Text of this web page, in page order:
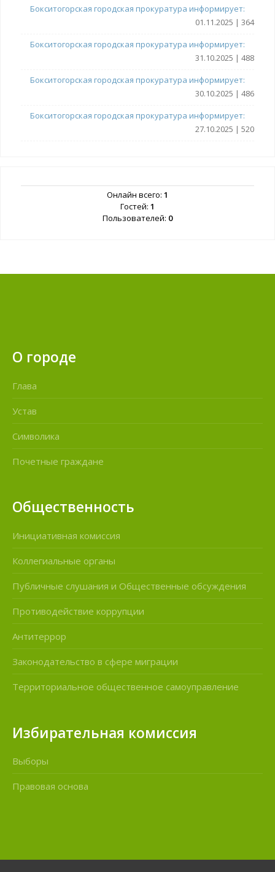
Бокситогорская городская прокуратура информирует:
01.11.2025 | 364
Бокситогорская городская прокуратура информирует:
31.10.2025 | 488
Бокситогорская городская прокуратура информирует:
30.10.2025 | 486
Бокситогорская городская прокуратура информирует:
27.10.2025 | 520
Онлайн всего: 1
Гостей: 1
Пользователей: 0
О городе
Глава
Устав
Символика
Почетные граждане
Общественность
Инициативная комиссия
Коллегиальные органы
Публичные слушания и Общественные обсуждения
Противодействие коррупции
Антитеррор
Законодательство в сфере миграции
Территориальное общественное самоуправление
Избирательная комиссия
Выборы
Правовая основа